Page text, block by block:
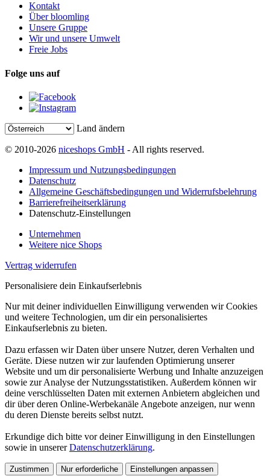
Kontakt
Über bloomling
Unsere Gruppe
Wir und unsere Umwelt
Freie Jobs
Folge uns auf
Land ändern
© 2010-2026 niceshops GmbH - All rights reserved.
Impressum und Nutzungsbedingungen
Datenschutz
Allgemeine Geschäftsbedingungen und Widerrufsbelehrung
Barrierefreiheitserklärung
Datenschutz-Einstellungen
Unternehmen
Weitere nice Shops
Vertrag widerrufen
Personalisiere dein Einkaufserlebnis
Nur mit deiner individuellen Einwilligung verwenden wir Cookies
und weitere Technologien, um dir ein personalisiertes
Einkaufserlebnis zu bieten.
Dazu erfassen wir Daten über unsere Nutzer, deren Verhalten und
Geräte. Diese nutzen wir zur laufenden Optimierung unserer
Website und um dir personalisierte Werbung und Inhalte anzuzeigen
sowie zur Analyse der Nutzungsstatistiken. Außerdem können wir
deine verschlüsselten Daten mit externen Anbietern abgleichen und
dir über deren Online-Werbekanäle Angebote anzeigen, nur wenn
du deren Dienste bereits selbst nutzt.
Erkundige dich bitte vor deiner Einwilligung in den Einstellungen
sowie in unsererDatenschutzerklärung.
Zustimmen Nur erforderliche Einstellungen anpassen